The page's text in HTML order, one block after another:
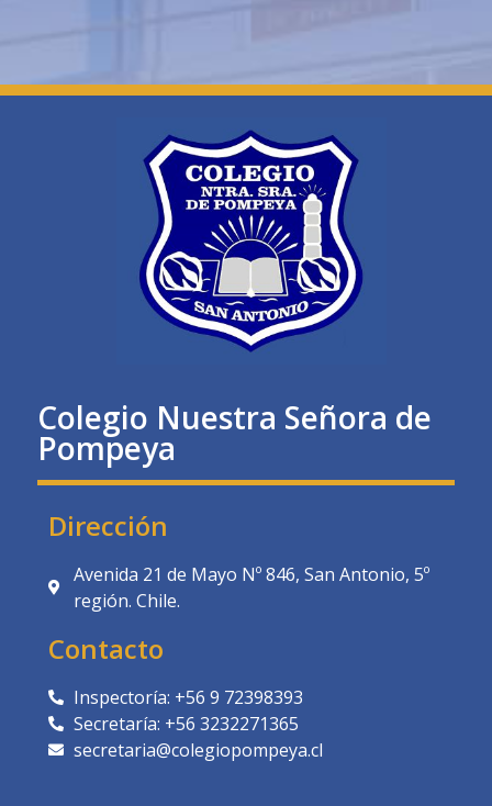
Colegio Nuestra Señora de
Pompeya
Dirección
Avenida 21 de Mayo Nº 846, San Antonio, 5º
región. Chile.
Contacto
Inspectoría: +56 9 72398393
Secretaría: +56 3232271365
secretaria@colegiopompeya.cl